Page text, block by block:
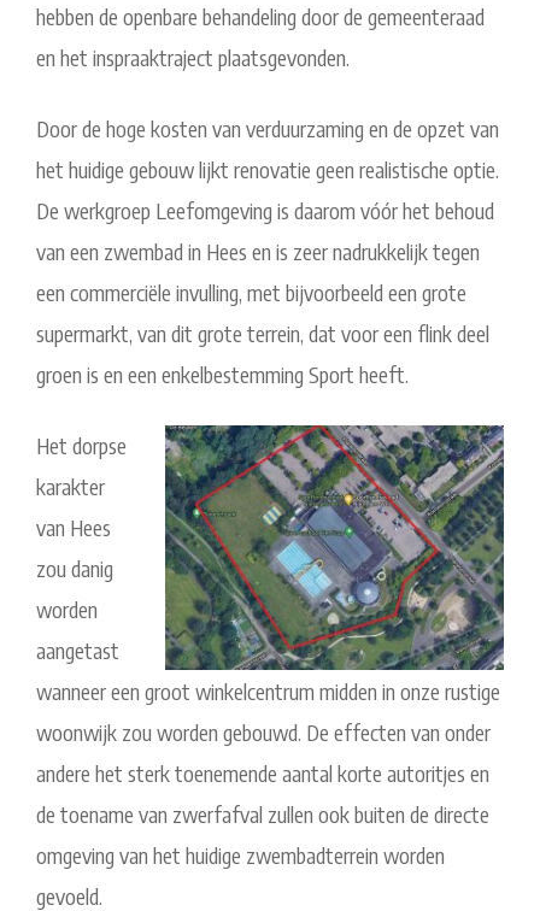
hebben de openbare behandeling door de gemeenteraad
en het inspraaktraject plaatsgevonden.
Door de hoge kosten van verduurzaming en de opzet van
het huidige gebouw lijkt renovatie geen realistische optie.
De werkgroep Leefomgeving is daarom vóór het behoud
van een zwembad in Hees en is zeer nadrukkelijk tegen
een commerciële invulling, met bijvoorbeeld een grote
supermarkt, van dit grote terrein, dat voor een flink deel
groen is en een enkelbestemming Sport heeft.
Het dorpse
karakter
van Hees
zou danig
worden
aangetast
wanneer een groot winkelcentrum midden in onze rustige
woonwijk zou worden gebouwd. De effecten van onder
andere het sterk toenemende aantal korte autoritjes en
de toename van zwerfafval zullen ook buiten de directe
omgeving van het huidige zwembadterrein worden
gevoeld.